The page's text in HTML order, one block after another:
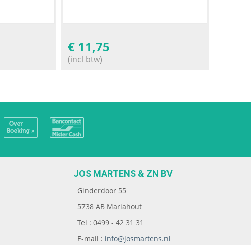
€ 11,75
(incl btw)
JOS MARTENS & ZN BV
Ginderdoor 55
5738 AB Mariahout
Tel : 0499 - 42 31 31
E-mail : info@josmartens.nl